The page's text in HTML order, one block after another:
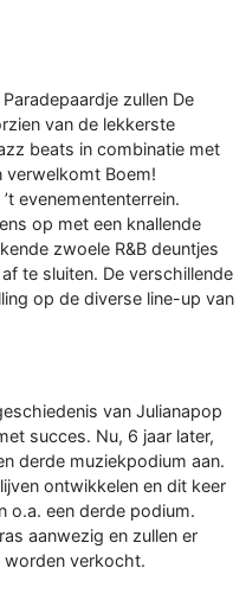
zullen De
van de lekkerste
beats in combinatie met
verwelkomt Boem!
evenemententerrein.
op met een knallende
zwoele R&B deuntjes
te sluiten. De verschillende
op de diverse line-up van
van Julianapop
succes. Nu, 6 jaar later,
derde muziekpodium aan.
ontwikkelen en dit keer
o.a. een derde podium.
aanwezig en zullen er
worden verkocht.